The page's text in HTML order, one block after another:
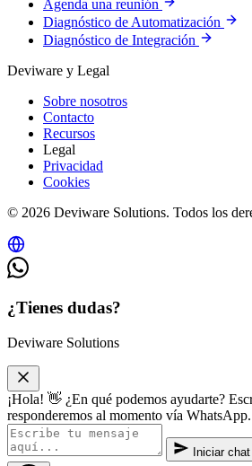
Agenda una reunión
Diagnóstico de Automatización
Diagnóstico de Integración
Deviware y Legal
Sobre nosotros
Contacto
Recursos
Legal
Privacidad
Cookies
© 2026 Deviware Solutions. Todos los
¿Tienes dudas?
Deviware Solutions
¡Hola! 👋 ¿En qué podemos ayudarte?
responderemos al momento vía WhatsApp.
Iniciar